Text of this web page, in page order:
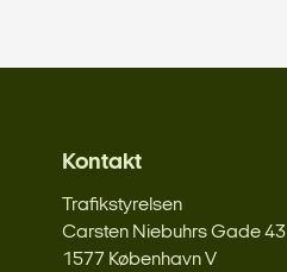
Kontakt
Trafikstyrelsen
Carsten Niebuhrs Gade 43
1577 København V